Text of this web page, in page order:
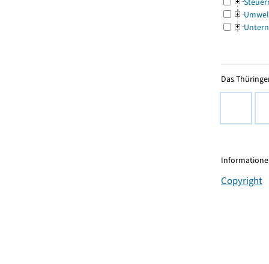
Das
Copyright